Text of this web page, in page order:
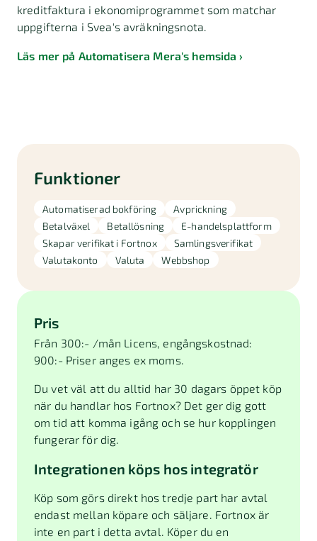
kreditfaktura i ekonomiprogrammet som matchar
uppgifterna i Svea's avräkningsnota.
Läs mer på Automatisera Mera's hemsida
Funktioner
Automatiserad bokföring
Avprickning
Betalväxel
Betallösning
E-handelsplattform
Skapar verifikat i Fortnox
Samlingsverifikat
Valutakonto
Valuta Webbshop
Pris
Från 300:- /mån Licens, engångskostnad:
900:- Priser anges ex moms.
Du vet väl att du alltid har 30 dagars öppet köp
när du handlar hos Fortnox? Det ger dig gott
om tid att komma igång och se hur kopplingen
fungerar för dig.
Integrationen köps hos integratör
Köp som görs direkt hos tredje part har avtal
endast mellan köpare och säljare. Fortnox är
inte en part i detta avtal. Köper du en